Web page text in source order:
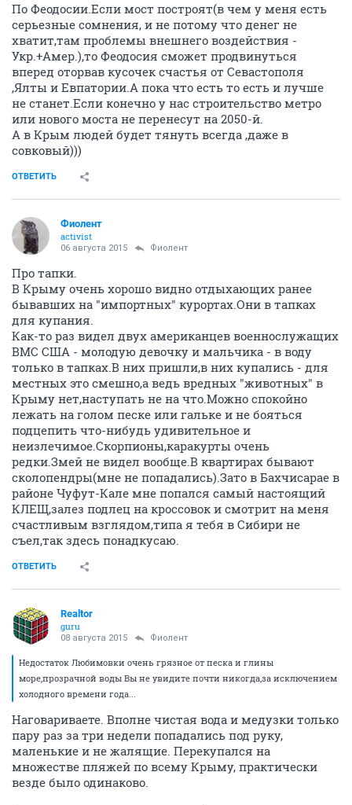
По Феодосии.Если мост построят(в чем у меня есть
серьезные сомнения, и не потому что денег не
хватит,там проблемы внешнего воздействия -
Укр.+Амер.),то Феодосия сможет продвинуться
вперед оторвав кусочек счастья от Севастополя
,Ялты и Евпатории.А пока что есть то есть и лучше
не станет.Если конечно у нас строительство метро
или нового моста не перенесут на 2050-й.
А в Крым людей будет тянуть всегда ,даже в
совковый)))
ОТВЕТИТЬ
Фиолент
activist
06 августа 2015 Фиолент
Про тапки.
В Крыму очень хорошо видно отдыхающих ранее
бывавших на "импортных" курортах.Они в тапках
для купания.
Как-то раз видел двух американцев военнослужащих
ВМС США - молодую девочку и мальчика - в воду
только в тапках.В них пришли,в них купались - для
местных это смешно,а ведь вредных "животных" в
Крыму нет,наступать не на что.Можно спокойно
лежать на голом песке или гальке и не бояться
подцепить что-нибудь удивительное и
неизлечимое.Скорпионы,каракурты очень
редки.Змей не видел вообще.В квартирах бывают
сколопендры(мне не попадались).Зато в Бахчисарае в
районе Чуфут-Кале мне попался самый настоящий
КЛЕЩ,залез подлец на кроссовок и смотрит на меня
счастливым взглядом,типа я тебя в Сибири не
съел,так здесь понадкусаю.
ОТВЕТИТЬ
Realtor
guru
08 августа 2015 Фиолент
Недостаток Любимовки очень грязное от песка и глины
море,прозрачной воды Вы не увидите почти никогда,за исключением
холодного времени года...
Наговариваете. Вполне чистая вода и медузки только
пару раз за три недели попадались под руку,
маленькие и не жалящие. Перекупался на
множестве пляжей по всему Крыму, практически
везде было одинаково.